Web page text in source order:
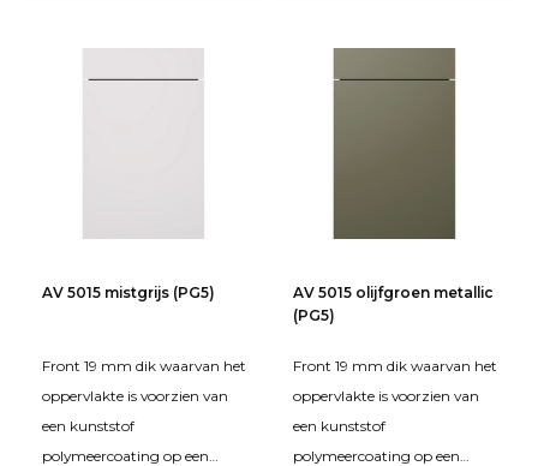
AV 5015 mistgrijs (PG5)
Front 19 mm dik waarvan het
oppervlakte is voorzien van
een kunststof
polymeercoating op een
AV 5015 olijfgroen metallic
(PG5)
Front 19 mm dik waarvan het
oppervlakte is voorzien van
een kunststof
polymeercoating op een